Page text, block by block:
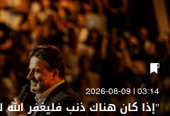
03:14 | 2026-08-09
"إذا كان هناك ذنب فليغفر